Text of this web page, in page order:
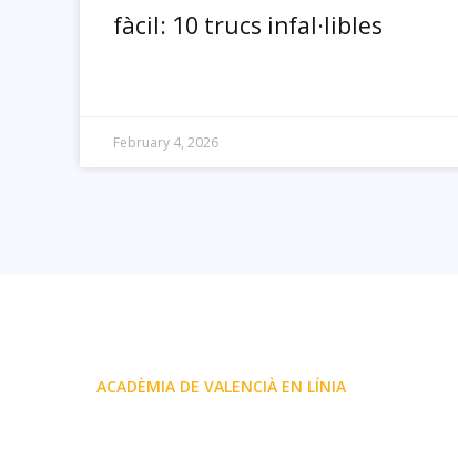
fàcil: 10 trucs infal·libles
February 4, 2026
ACADÈMIA DE VALENCIÀ EN LÍNIA